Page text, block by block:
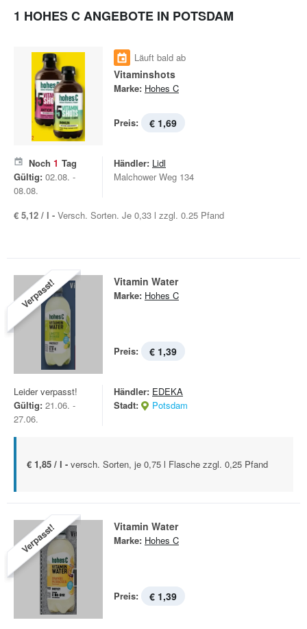
1 HOHES C ANGEBOTE IN POTSDAM
Läuft bald ab
Vitaminshots
Marke: Hohes C
Preis: € 1,69
Noch 1 Tag
Gültig: 02.08. -
08.08.
Händler: Lidl
Malchower Weg 134
€ 5,12 / l - Versch. Sorten. Je 0,33 l zzgl. 0.25 Pfand
Verpasst! Vitamin Water
Marke: Hohes C
Preis: € 1,39
Leider verpasst!
Gültig: 21.06. -
27.06.
Händler: EDEKA
Stadt:
Potsdam
€ 1,85 / l - versch. Sorten, je 0,75 l Flasche zzgl. 0,25 Pfand
Verpasst! Vitamin Water
Marke: Hohes C
Preis: € 1,39